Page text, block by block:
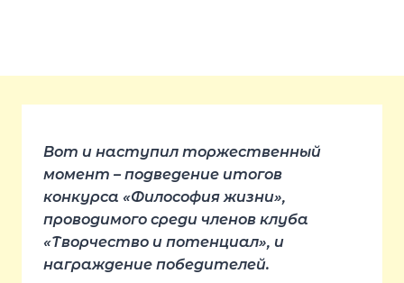
Вот и наступил торжественный
момент – подведение итогов
конкурса «Философия жизни»,
проводимого среди членов клуба
«Творчество и потенциал», и
награждение победителей.